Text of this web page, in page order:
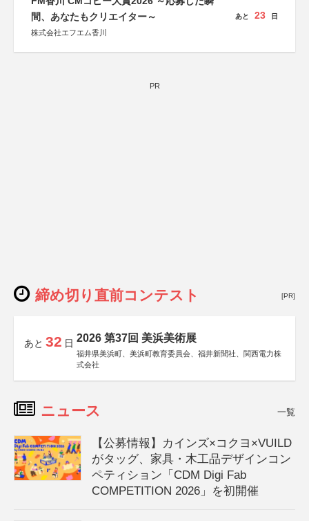
間、あなたもクリエイター～
株式会社エフエム香川
あと 23 日
PR
締め切り直前コンテスト [PR]
あと 32 日 2026 第37回 美浜美術展
福井県美浜町、美浜町教育委員会、福井新聞社、関西電力株
式会社
ニュース 一覧
【公募情報】カインズ×コクヨ×VUILD
がタッグ、家具・木工品デザインコン
ペティション「CDM Digi Fab
COMPETITION 2026」を初開催